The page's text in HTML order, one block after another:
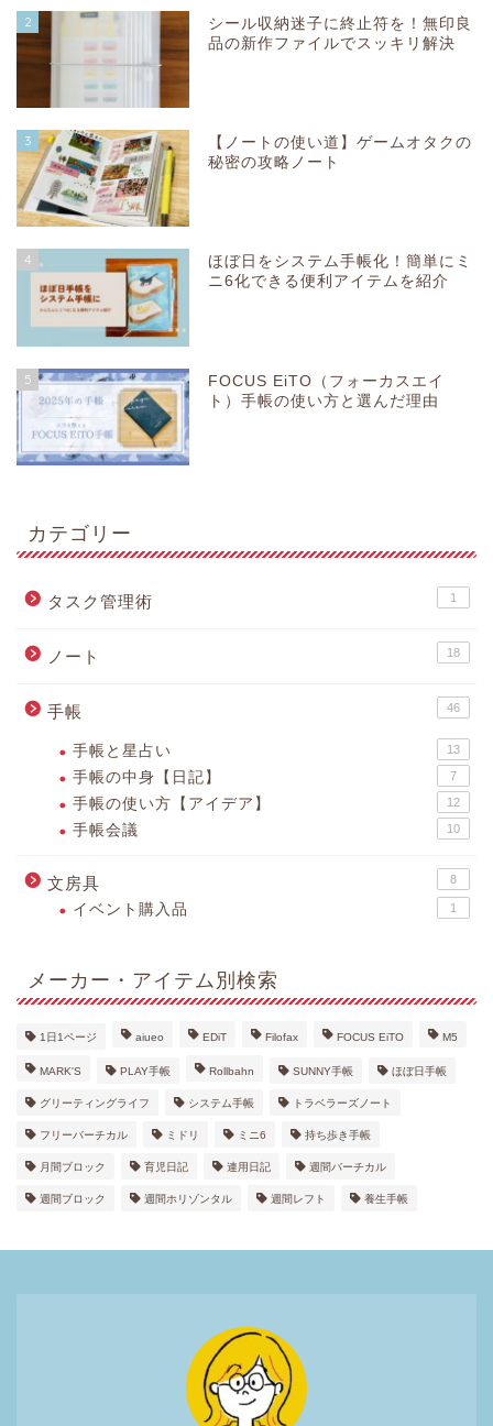
2
シール収納迷子に終止符を！無印良
品の新作ファイルでスッキリ解決
3
【ノートの使い道】ゲームオタクの
秘密の攻略ノート
4
ほぼ日をシステム手帳化！簡単にミ
ニ6化できる便利アイテムを紹介
5
FOCUS EiTO（フォーカスエイ
ト）手帳の使い方と選んだ理由
カテゴリー
タスク管理術 1
ノート 18
手帳 46
手帳と星占い 13
手帳の中身【日記】 7
手帳の使い方【アイデア】 12
手帳会議 10
文房具 8
イベント購入品 1
メーカー・アイテム別検索
1日1ページ aiueo EDiT Filofax FOCUS EiTO M5
MARK'S PLAY手帳 Rollbahn SUNNY手帳 ほぼ日手帳
グリーティングライフ システム手帳 トラベラーズノート
フリーバーチカル ミドリ ミニ6 持ち歩き手帳
月間ブロック 育児日記 連用日記 週間バーチカル
週間ブロック 週間ホリゾンタル 週間レフト 養生手帳